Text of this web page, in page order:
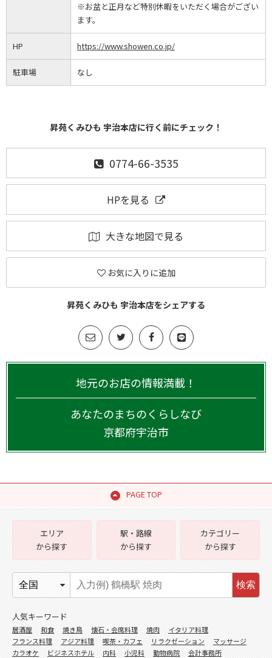
※お盆と正月など特別休暇をいただく場合がござい
ます。
HP https://www.showen.co.jp/
駐車場 なし
昇苑くみひも 宇治本店に行く前にチェック！
0774-66-3535
HPを見る
大きな地図で見る
お気に入りに追加
昇苑くみひも 宇治本店をシェアする
地元のお店の情報満載！
あなたのまちのくらしなび
京都府宇治市
PAGE TOP
エリア
から探す
駅・路線
から探す
カテゴリー
から探す
検索
人気キーワード
居酒屋 和食 焼き鳥 懐石・会席料理 焼肉
イタリア料理
フランス料理
アジア料理 喫茶・カフェ リラクゼーション
マッサージ
カラオケ
ビジネスホテル 内科 小児科 動物病院
会計事務所